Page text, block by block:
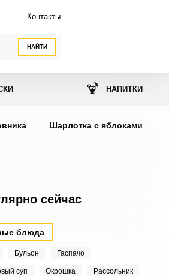
НАЙТИ
Контакты
🍹 НАПИТКИ
Шарлотка с яблоками
сейчас
блюда
Бульон Гаспачо
суп Окрошка Рассольник